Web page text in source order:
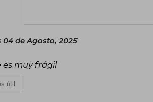
04 de Agosto, 2025
es muy frágil
útil